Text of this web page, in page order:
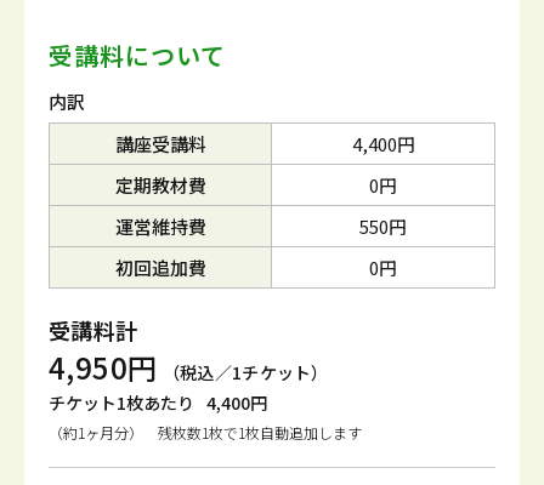
受講料について
内訳
講座受講料
4,400円
定期教材費
0円
運営維持費
550円
初回追加費
0円
受講料計
4,950円
（税込／1チケット）
チケット1枚あたり 4,400円
（約1ヶ月分） 残枚数1枚で1枚自動追加します